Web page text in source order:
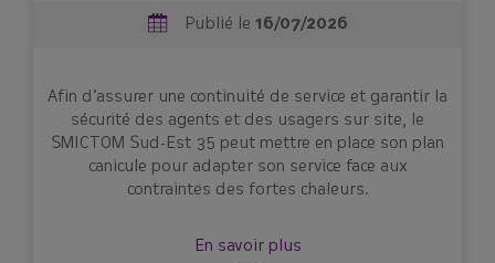
Publié le 16/07/2026
Afin d’assurer une continuité de service et garantir la
sécurité des agents et des usagers sur site, le
SMICTOM Sud-Est 35 peut mettre en place son plan
canicule pour adapter son service face aux
contraintes des fortes chaleurs.
En savoir plus